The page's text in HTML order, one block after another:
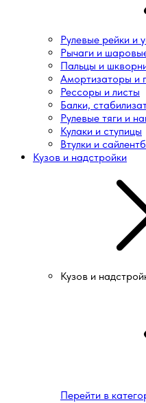
Рулевые рейки и
Рычаги и
Пальцы и
Амортизаторы и
Рессоры и листы
Балки,
Рулевые тяги и
Кулаки и ступицы
Втулки и
Кузов и надстройки
Кузов и
Перейти в